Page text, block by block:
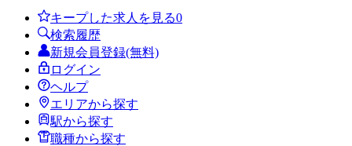
キープした求人を見る0
検索履歴
新規会員登録(無料)
ログイン
ヘルプ
エリアから探す
駅から探す
職種から探す